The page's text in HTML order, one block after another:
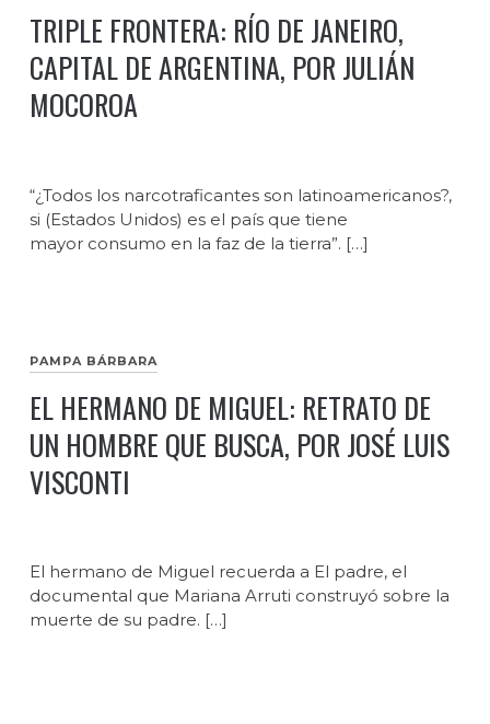
TRIPLE FRONTERA: RÍO DE JANEIRO,
CAPITAL DE ARGENTINA, POR JULIÁN
MOCOROA
“¿Todos los narcotraficantes son latinoamericanos?,
si (Estados Unidos) es el país que tiene
mayor consumo en la faz de la tierra”. […]
PAMPA BÁRBARA
EL HERMANO DE MIGUEL: RETRATO DE
UN HOMBRE QUE BUSCA, POR JOSÉ LUIS
VISCONTI
El hermano de Miguel recuerda a El padre, el
documental que Mariana Arruti construyó sobre la
muerte de su padre. […]